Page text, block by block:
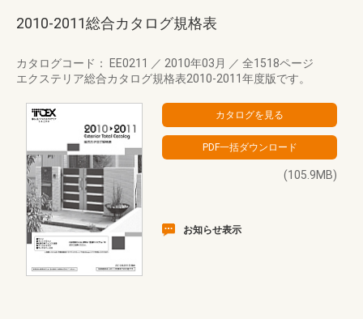
2010-2011総合カタログ規格表
カタログコード： EE0211 ／ 2010年03月 ／ 全1518ページ
エクステリア総合カタログ規格表2010-2011年度版です。
(105.9MB)
お知らせ表示